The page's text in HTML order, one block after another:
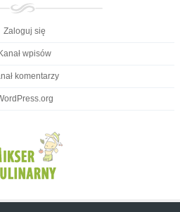
Zaloguj się
wpisów
komentarzy